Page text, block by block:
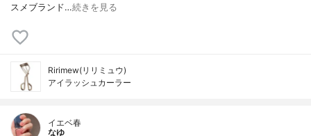
スメブランド…続きを見る
Ririmew(リリミュウ)
アイラッシュカーラー
イエベ春
なゆ